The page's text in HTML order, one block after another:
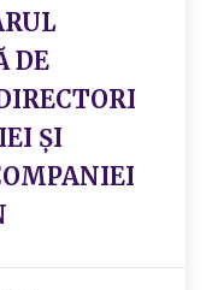
DE
ȘI